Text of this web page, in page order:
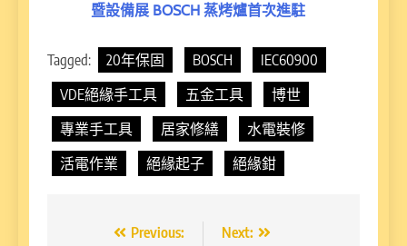
暨設備展 BOSCH 蒸烤爐首次進駐
Tagged: 20年保固 BOSCH
IEC60900
VDE絕緣手工具
五金工具
博世
專業手工具
居家修繕
水電裝修
活電作業
絕緣起子 絕緣鉗
Previous:
Next: